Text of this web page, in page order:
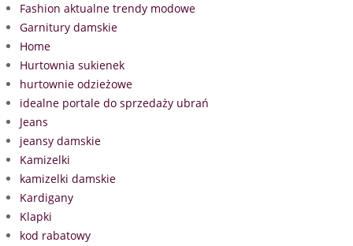
Fashion aktualne trendy modowe
Garnitury damskie
Home
Hurtownia sukienek
hurtownie odzieżowe
idealne portale do sprzedaży ubrań
Jeans
jeansy damskie
Kamizelki
kamizelki damskie
Kardigany
Klapki
kod rabatowy